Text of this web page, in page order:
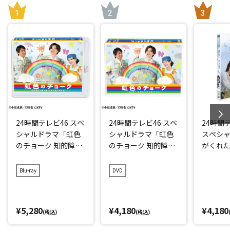
24時間テレビ46 スペ
シャルドラマ「虹色
のチョーク 知的障が
のキセキ」 Blu-ray
Blu-ray
¥5,280(税込)
24時間テレビ46 スペ
シャルドラマ「虹色
のチョーク 知的障が
のキセキ」 DVD
DVD
¥4,180(税込)
24時間
スペシ
がくれ
¥4,180